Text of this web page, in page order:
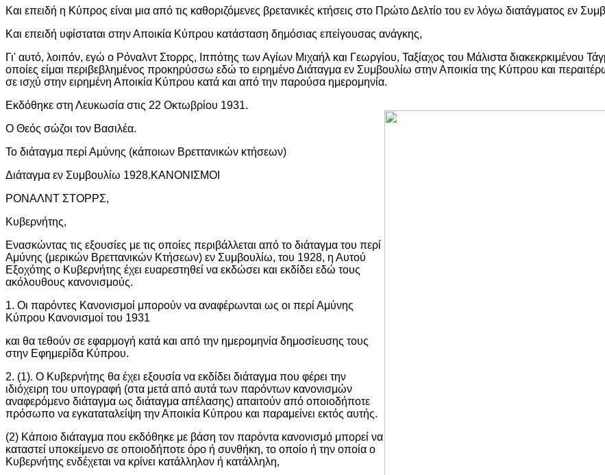
Και επειδή η Κύπρος είναι μια από τις καθοριζόμενες βρετανικές κτήσεις στο Πρώτο Δελτίο του εν λόγω διατάγματος εν
Και επειδή υφίσταται στην Αποικία Κύπρου κατάσταση δημόσιας επείγουσας ανάγκης,
Γι' αυτό, λοιπόν, εγώ ο Ρόναλντ Στορρς, Ιππότης των Αγίων Μιχαήλ και Γεωργίου, Ταξίαχος του Μάλιστα διακεκρκιμένου
οποίες είμαι περιβεβλημένος προκηρύσσω εδώ το ειρημένο Διάταγμα εν Συμβουλίω στην Αποικία της Κύπρου και
σε ισχύ στην ειρημένη Αποικία Κύπρου κατά και από την παρούσα ημερομηνία.
Εκδόθηκε στη Λευκωσία στις 22 Οκτωβρίου 1931.
Ο Θεός σώζοι τον Βασιλέα.
To διάταγμα περί Αμύνης (κάποιων Βρεττανικών κτήσεων)
Διάταγμα εν Συμβουλίω 1928.ΚΑΝΟΝΙΣΜΟΙ
ΡΟΝΑΛΝΤ ΣΤΟΡΡΣ,
Κυβερνήτης,
Ενασκώντας τις εξουσίες με τις οποίες περιβάλλεται από το διάταγμα του περί
Αμύνης (μερικών Βρεττανικών Κτήσεων) εν Συμβουλίω, του 1928, η Αυτού
Εξοχότης ο Κυβερνήτης έχει ευαρεστηθεί να εκδώσει και εκδίδει εδώ τους
ακόλουθους κανονισμούς.
1. Οι παρόντες Κανονισμοί μπορούν να αναφέρωνται ως οι περί Αμύνης
Κύπρου Κανονισμοί του 1931
και θα τεθούν σε εφαρμογή κατά και από την ημερομηνία δημοσίευσης τους
στην Εφημερίδα Κύπρου.
2. (1). Ο Κυβερνήτης θα έχει εξουσία να εκδίδει διάταγμα που φέρει την
ιδιόχειρη του υπογραφή (στα μετά από αυτά των παρόντων κανονισμών
αναφερόμενο διάταγμα ως διάταγμα απέλασης) απαιτούν από οποιοδήποτε
πρόσωπο να εγκαταταλείψη την Αποικία Κύπρου και παραμείνει εκτός αυτής.
(2) Κάποιο διάταγμα που εκδόθηκε με βάση τον παρόντα κανονισμό μπορεί να
καταστεί υποκείμενο σε οποιοδήποτε όρο ή συνθήκη, το οποίο ή την οποία ο
Κυβερνήτης ενδέχεται να κρίνει κατάλληλον ή κατάλληλη,